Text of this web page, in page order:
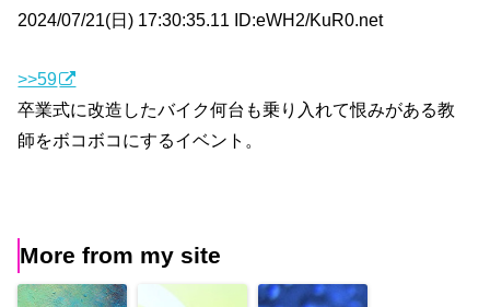
2024/07/21(日) 17:30:35.11 ID:eWH2/KuR0.net
>>59
卒業式に改造したバイク何台も乗り入れて恨みがある教
師をボコボコにするイベント。
More from my site